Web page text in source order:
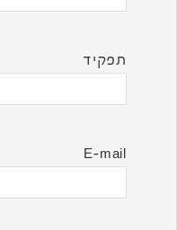
תפקיד
E-mail